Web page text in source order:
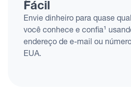
Fácil
Envie dinheiro para quase
você conhece e confia¹
endereço de e-mail ou
EUA.